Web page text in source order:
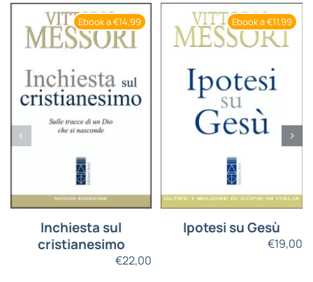
Ebook a €14,99
Inchiesta sul
cristianesimo
€22,00
Ebook a €11,99
Ipotesi su Gesù
€19,00